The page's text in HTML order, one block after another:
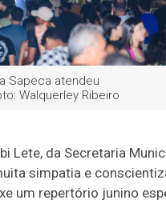
Sapeca atendeu
Walquerley Ribeiro
Lete, da Secretaria
simpatia e
um repertório junino